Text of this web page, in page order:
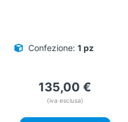
Confezione: 1 pz
135,00 €
(iva esclusa)